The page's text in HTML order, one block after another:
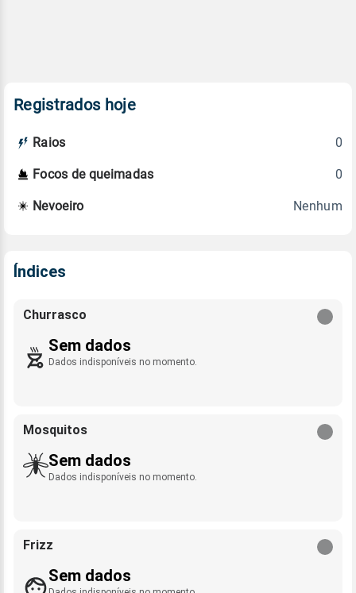
Registrados hoje
Raios 0
Focos de queimadas 0
Nevoeiro Nenhum
Índices
Churrasco
Sem dados
Dados indisponíveis no momento.
Mosquitos
Sem dados
Dados indisponíveis no momento.
Frizz
Sem dados